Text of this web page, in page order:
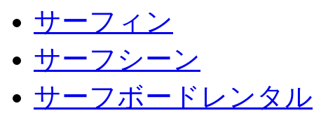
サーフィン
サーフシーン
サーフボードレンタル